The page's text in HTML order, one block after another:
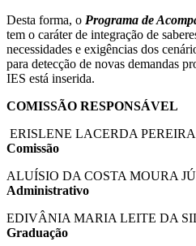
Desta forma, o Programa de
tem o caráter de integração de
necessidades e exigências dos
para detecção de novas demandas
IES está inserida.
COMISSÃO RESPONSÁVEL
ERISLENE LACERDA
Comissão
ALUÍSIO DA COSTA MOURA
Administrativo
EDIVÂNIA MARIA LEITE DA
Graduação